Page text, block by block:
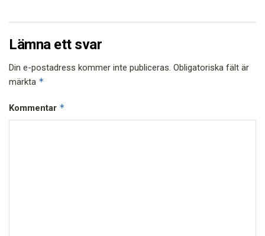
Lämna ett svar
Din e-postadress kommer inte publiceras. Obligatoriska fält är
märkta *
Kommentar *